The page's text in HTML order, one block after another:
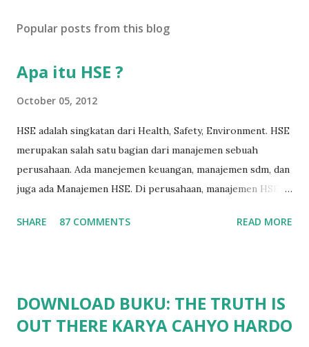
Popular posts from this blog
Apa itu HSE ?
October 05, 2012
HSE adalah singkatan dari Health, Safety, Environment. HSE
merupakan salah satu bagian dari manajemen sebuah
perusahaan. Ada manejemen keuangan, manajemen sdm, dan
juga ada Manajemen HSE. Di perusahaan, manajemen HSE
bertugas untuk merencanakan, melaksanakan, dan
HSE Pertambangan dan akan beda pula dengan HSE Migas .
Pembahasan - Administrator Migas Bermula dari
SHARE 87 COMMENTS READ MORE
DOWNLOAD BUKU: THE TRUTH IS
OUT THERE KARYA CAHYO HARDO